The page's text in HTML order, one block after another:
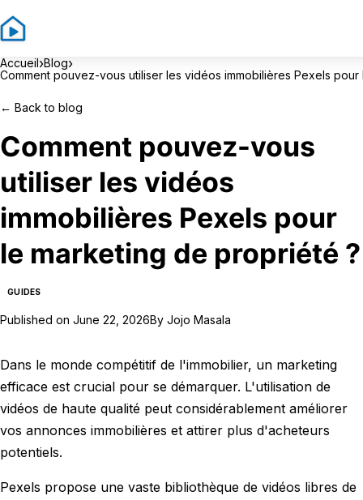
Accueil›Blog›
Comment pouvez-vous utiliser les vidéos immobilières Pexels
← Back to blog
Comment pouvez-vous
utiliser les vidéos
immobilières Pexels pour
le marketing de propriété ?
GUIDES
Published on June 22, 2026By Jojo Masala
Dans le monde compétitif de l'immobilier, un marketing
efficace est crucial pour se démarquer. L'utilisation de
vidéos de haute qualité peut considérablement améliorer
vos annonces immobilières et attirer plus d'acheteurs
potentiels.
Pexels propose une vaste bibliothèque de vidéos libres de